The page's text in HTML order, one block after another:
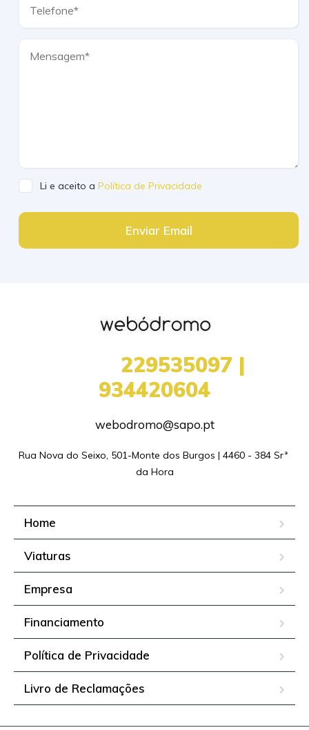
Li e aceito a Política de Privacidade
Enviar Email
229535097 |
934420604
webodromo@sapo.pt
Rua Nova do Seixo, 501-Monte dos Burgos | 4460 - 384 Srª
da Hora
Home
Viaturas
Empresa
Financiamento
Política de Privacidade
Livro de Reclamações